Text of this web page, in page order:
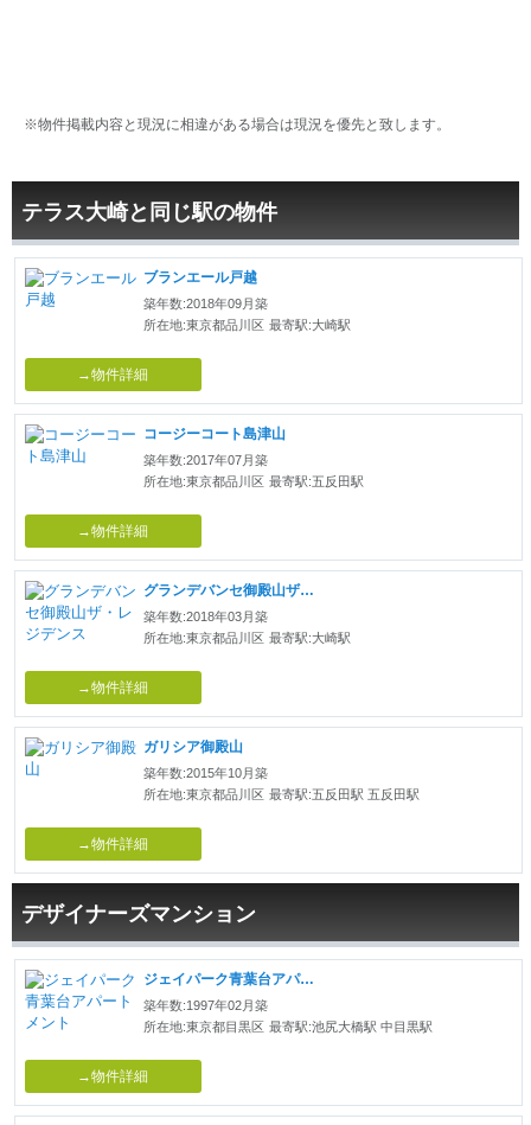
※物件掲載内容と現況に相違がある場合は現況を優先と致します。
テラス大崎と同じ駅の物件
ブランエール戸越
築年数:2018年09月築
所在地:東京都品川区 最寄駅:大崎駅
→物件詳細
コージーコート島津山
築年数:2017年07月築
所在地:東京都品川区 最寄駅:五反田駅
→物件詳細
グランデバンセ御殿山ザ・レジデンス
築年数:2018年03月築
所在地:東京都品川区 最寄駅:大崎駅
→物件詳細
ガリシア御殿山
築年数:2015年10月築
所在地:東京都品川区 最寄駅:五反田駅 五反田駅
→物件詳細
デザイナーズマンション
ジェイパーク青葉台アパートメント
築年数:1997年02月築
所在地:東京都目黒区 最寄駅:池尻大橋駅 中目黒駅
→物件詳細